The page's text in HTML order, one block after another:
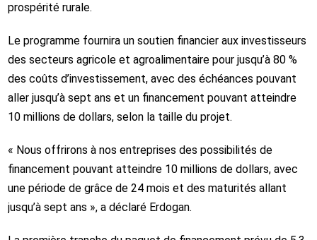
prospérité rurale.
Le programme fournira un soutien financier aux investisseurs
des secteurs agricole et agroalimentaire pour jusqu’à 80 %
des coûts d’investissement, avec des échéances pouvant
aller jusqu’à sept ans et un financement pouvant atteindre
10 millions de dollars, selon la taille du projet.
« Nous offrirons à nos entreprises des possibilités de
financement pouvant atteindre 10 millions de dollars, avec
une période de grâce de 24 mois et des maturités allant
jusqu’à sept ans », a déclaré Erdogan.